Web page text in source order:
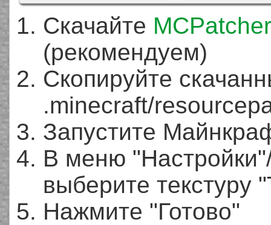
Скачайте MCPatcher
(рекомендуем)
Скопируйте
.minecraft/
Запустите
В меню
выберите текстуру
Нажмите "Готово"